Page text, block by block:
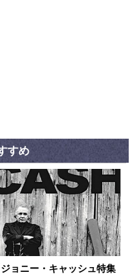
すめ
ジョニー・キャッシュ特集